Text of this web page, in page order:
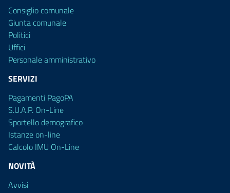
Consiglio comunale
Giunta comunale
Politici
Uffici
Personale amministrativo
SERVIZI
Pagamenti PagoPA
S.U.A.P. On-Line
Sportello demografico
Istanze on-line
Calcolo IMU On-Line
NOVITÀ
Avvisi